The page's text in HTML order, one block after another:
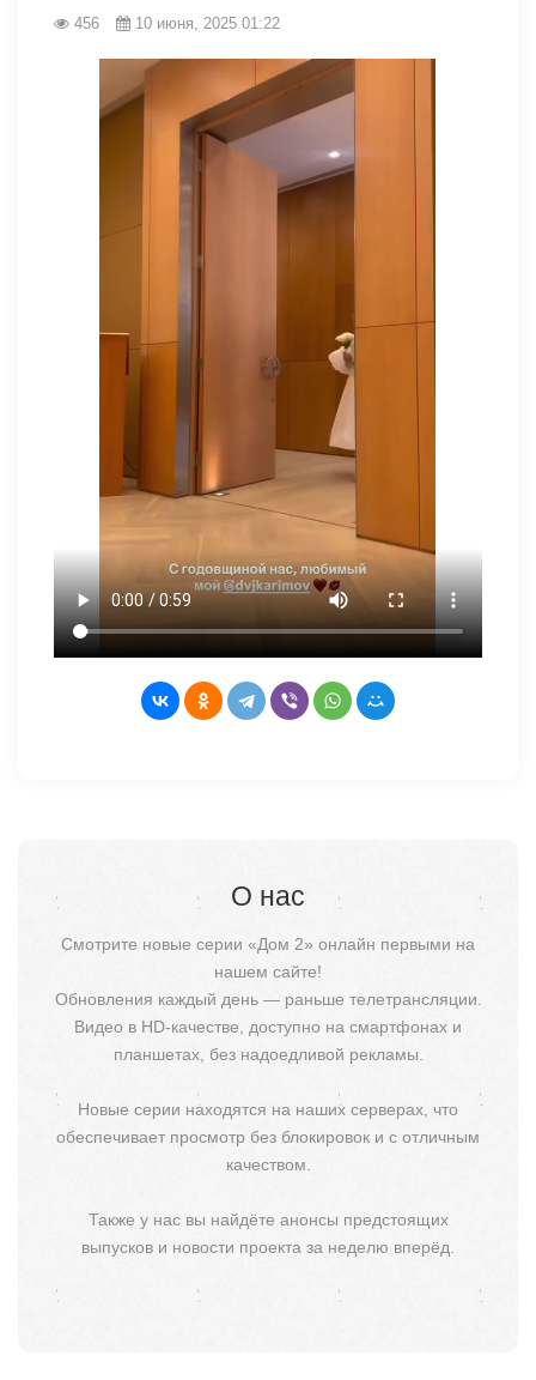
456 10 июня, 2025 01:22
О нас
Смотрите новые серии «Дом 2» онлайн первыми на
нашем сайте!
Обновления каждый день — раньше телетрансляции.
Видео в HD-качестве, доступно на смартфонах и
планшетах, без надоедливой рекламы.
Новые серии находятся на наших серверах, что
обеспечивает просмотр без блокировок и с отличным
качеством.
Также у нас вы найдёте анонсы предстоящих
выпусков и новости проекта за неделю вперёд.